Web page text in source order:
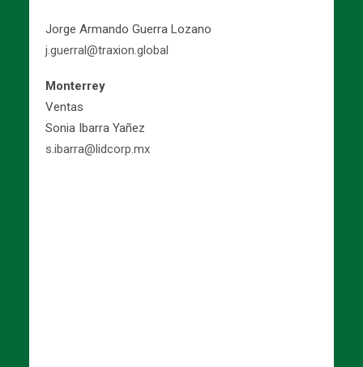
San Luis Potosi ​
Ventas ​
Silao​
Ventas​
Alicia García Torres​